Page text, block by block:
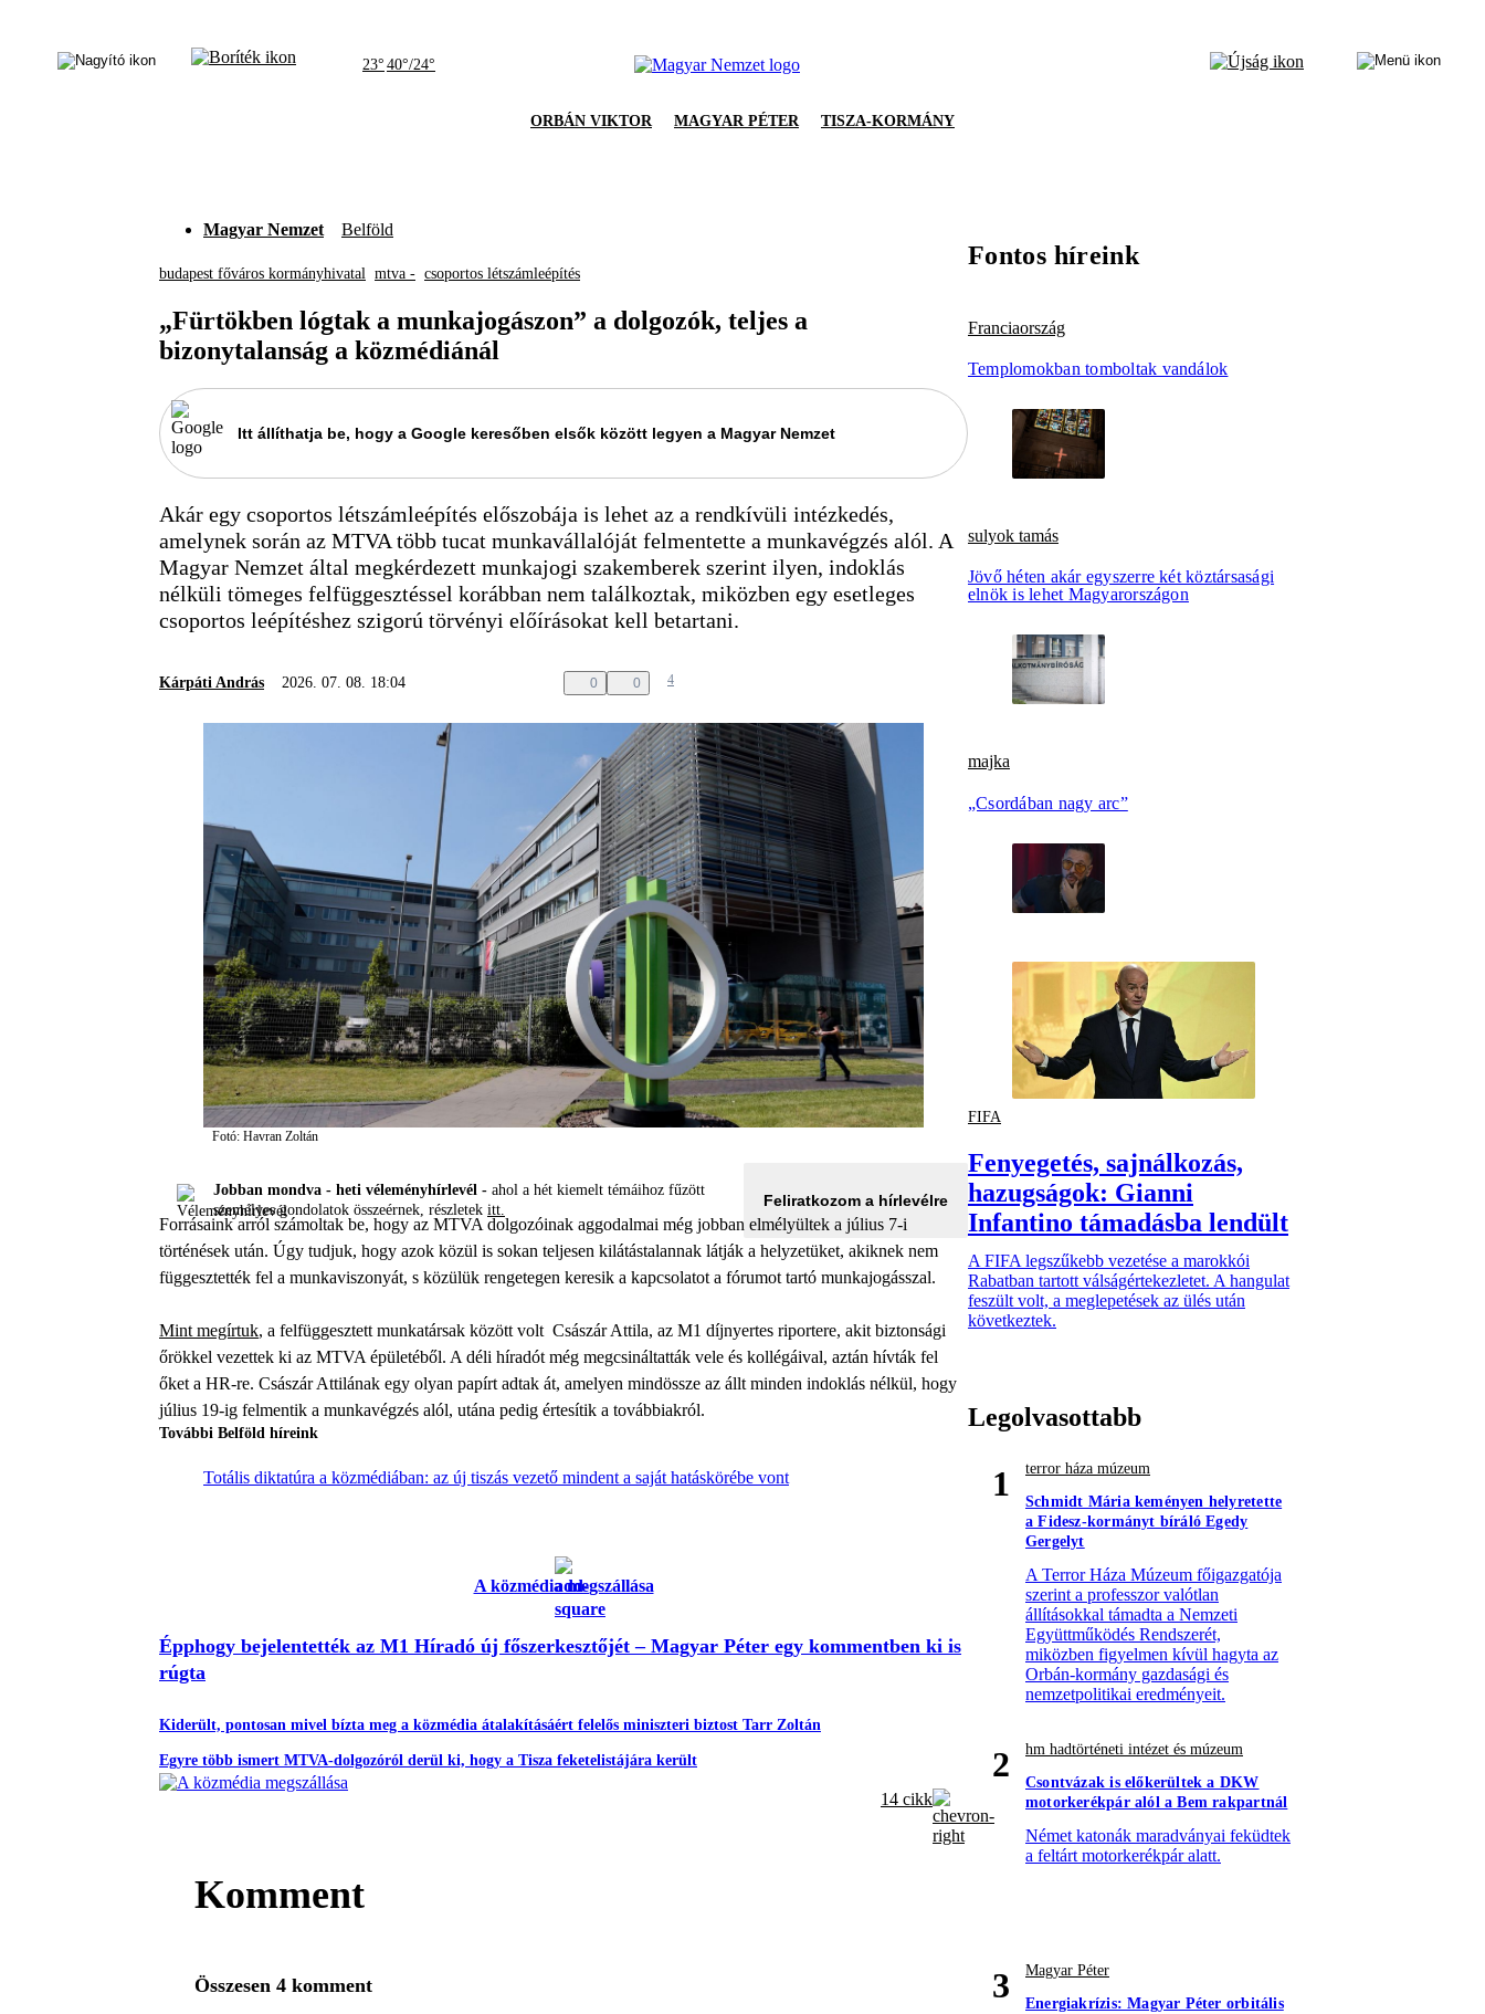
23° 40°/24°
ORBÁN VIKTOR MAGYAR PÉTER TISZA-KORMÁNY
Magyar Nemzet Belföld
budapest főváros kormányhivatal mtva - csoportos létszámleépítés
„Fürtökben lógtak a munkajogászon” a dolgozók, teljes a
bizonytalanság a közmédiánál
Itt állíthatja be, hogy a Google keresőben elsők között legyen a Magyar Nemzet
Akár egy csoportos létszámleépítés előszobája is lehet az a rendkívüli intézkedés,
amelynek során az MTVA több tucat munkavállalóját felmentette a munkavégzés alól. A
Magyar Nemzet által megkérdezett munkajogi szakemberek szerint ilyen, indoklás
nélküli tömeges felfüggesztéssel korábban nem találkoztak, miközben egy esetleges
csoportos leépítéshez szigorú törvényi előírásokat kell betartani.
Kárpáti András 2026. 07. 08. 18:04 0 0 4
Fotó: Havran Zoltán
Jobban mondva - heti véleményhírlevél - ahol a hét kiemelt témáihoz fűzött
személyes gondolatok összeérnek, részletek itt.
Feliratkozom a hírlevélre
Forrásaink arról számoltak be, hogy az MTVA dolgozóinak aggodalmai még jobban elmélyültek a július 7-i
történések után. Úgy tudjuk, hogy azok közül is sokan teljesen kilátástalannak látják a helyzetüket, akiknek nem
függesztették fel a munkaviszonyát, s közülük rengetegen keresik a kapcsolatot a fórumot tartó munkajogásszal.
Mint megírtuk, a felfüggesztett munkatársak között volt Császár Attila, az M1 díjnyertes riportere, akit biztonsági
őrökkel vezettek ki az MTVA épületéből. A déli híradót még megcsináltatták vele és kollégáival, aztán hívták fel
őket a HR-re. Császár Attilának egy olyan papírt adtak át, amelyen mindössze az állt minden indoklás nélkül, hogy
július 19-ig felmentik a munkavégzés alól, utána pedig értesítik a továbbiakról.
További Belföld híreink
Totális diktatúra a közmédiában: az új tiszás vezető mindent a saját hatáskörébe vont
A közmédia megszállása
Épphogy bejelentették az M1 Híradó új főszerkesztőjét – Magyar Péter egy kommentben ki is
rúgta
Kiderült, pontosan mivel bízta meg a közmédia átalakításáért felelős miniszteri biztost Tarr Zoltán
Egyre több ismert MTVA-dolgozóról derül ki, hogy a Tisza feketelistájára került
14 cikk
Komment
Összesen 4 komment
Fontos híreink
Franciaország
Templomokban tomboltak vandálok
sulyok tamás
Jövő héten akár egyszerre két köztársasági
elnök is lehet Magyarországon
majka
„Csordában nagy arc”
FIFA
Fenyegetés, sajnálkozás,
hazugságok: Gianni
Infantino támadásba lendült
A FIFA legszűkebb vezetése a marokkói
Rabatban tartott válságértekezletet. A hangulat
feszült volt, a meglepetések az ülés után
következtek.
Legolvasottabb
1
terror háza múzeum
Schmidt Mária keményen helyretette
a Fidesz-kormányt bíráló Egedy
Gergelyt
A Terror Háza Múzeum főigazgatója
szerint a professzor valótlan
állításokkal támadta a Nemzeti
Együttműködés Rendszerét,
miközben figyelmen kívül hagyta az
Orbán-kormány gazdasági és
nemzetpolitikai eredményeit.
2
hm hadtörténeti intézet és múzeum
Csontvázak is előkerültek a DKW
motorkerékpár alól a Bem rakpartnál
Német katonák maradványai feküdtek
a feltárt motorkerékpár alatt.
3
Magyar Péter
Energiakrízis: Magyar Péter orbitális